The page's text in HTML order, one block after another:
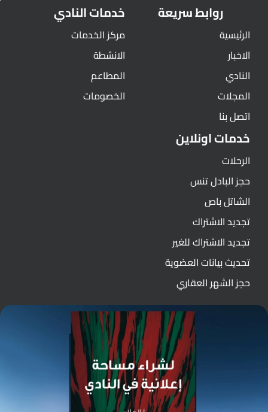
روابط سريعة
الرئيسية
الاخبار
النادي
المجلات
اتصل بنا
خدمات النادي
مركز الخدمات
الانشطة
المطاعم
الخصومات
خدمات اونلاين
الرحلات
حجز البادل تنس
الشاتل باص
تجديد الاشتراك
تجديد الاشتراك للغير
تحديث بيانات العضوية
حجز الشهر العقاري